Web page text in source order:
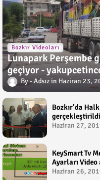
Bozkır Videoları
Lunapark Perşembe
geçiyor -
Adsız Haziran 23,
Bozkır’da
Haziran 27,
KeySmart Tv
Ayarları Video
Çetin
Haziran 26,